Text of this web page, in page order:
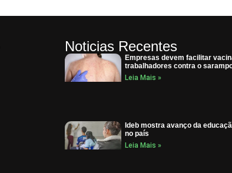
Noticias Recentes
Empresas devem facilitar
trabalhadores contra o
Leia Mais »
Ideb mostra avanço da
no país
Leia Mais »